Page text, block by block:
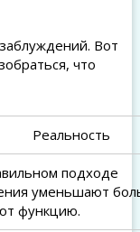
Вот
что
Реальность
подходе
уменьшают
функцию.